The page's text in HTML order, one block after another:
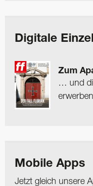
Digitale
Zum
… und
Mobile Apps
Jetzt gleich unsere